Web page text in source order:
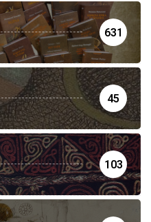
631
45
103